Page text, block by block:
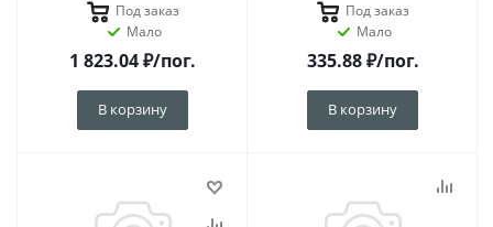
Под заказ
Мало
1 823.04₽/пог.
В корзину
Под заказ
Мало
335.88₽/пог.
В корзину